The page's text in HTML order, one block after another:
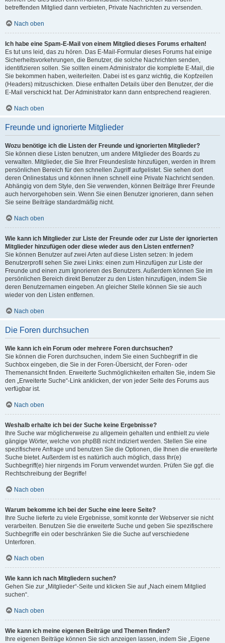
betreffenden Mitglied dann verbieten, Private Nachrichten zu versenden.
Nach oben
Ich habe eine Spam-E-Mail von einem Mitglied dieses Forums erhalten!
Es tut uns leid, das zu hören. Das E-Mail-Formular dieses Forums hat einige
Sicherheitsvorkehrungen, die Benutzer, die solche Nachrichten senden,
identifizieren sollen. Sie sollten einem Administrator die komplette E-Mail, die
Sie bekommen haben, weiterleiten. Dabei ist es ganz wichtig, die Kopfzeilen
(Headers) mitzuschicken. Diese enthalten Details über den Benutzer, der die
E-Mail verschickt hat. Der Administrator kann dann entsprechend reagieren.
Nach oben
Freunde und ignorierte Mitglieder
Wozu benötige ich die Listen der Freunde und ignorierten Mitglieder?
Sie können diese Listen benutzen, um andere Mitglieder des Boards zu
verwalten. Mitglieder, die Sie Ihrer Freundesliste hinzufügen, werden in Ihrem
persönlichen Bereich für den schnellen Zugriff aufgelistet. Sie sehen dort
deren Onlinestatus und können ihnen schnell eine Private Nachricht senden.
Abhängig von dem Style, den Sie verwenden, können Beiträge Ihrer Freunde
auch hervorgehoben sein. Wenn Sie einen Benutzer ignorieren, dann sehen
Sie seine Beiträge standardmäßig nicht.
Nach oben
Wie kann ich Mitglieder zur Liste der Freunde oder zur Liste der ignorierten
Mitglieder hinzufügen oder diese wieder aus den Listen entfernen?
Sie können Benutzer auf zwei Arten auf diese Listen setzen: In jedem
Benutzerprofil sehen Sie zwei Links: einen zum Hinzufügen zur Liste der
Freunde und einen zum Ignorieren des Benutzers. Außerdem können Sie im
persönlichen Bereich direkt Benutzer zu den Listen hinzufügen, indem Sie
deren Benutzernamen eingeben. An gleicher Stelle können Sie sie auch
wieder von den Listen entfernen.
Nach oben
Die Foren durchsuchen
Wie kann ich ein Forum oder mehrere Foren durchsuchen?
Sie können die Foren durchsuchen, indem Sie einen Suchbegriff in die
Suchbox eingeben, die Sie in der Foren-Übersicht, der Foren- oder
Themenansicht finden. Erweiterte Suchmöglichkeiten erhalten Sie, indem Sie
den „Erweiterte Suche“-Link anklicken, der von jeder Seite des Forums aus
verfügbar ist.
Nach oben
Weshalb erhalte ich bei der Suche keine Ergebnisse?
Ihre Suche war möglicherweise zu allgemein gehalten und enthielt zu viele
gängige Wörter, welche von phpBB nicht indiziert werden. Stellen Sie eine
spezifischere Anfrage und benutzen Sie die Optionen, die Ihnen die erweiterte
Suche bietet. Außerdem ist es natürlich auch möglich, dass Ihr(e)
Suchbegriff(e) hier nirgends im Forum verwendet wurden. Prüfen Sie ggf. die
Rechtschreibung der Begriffe!
Nach oben
Warum bekomme ich bei der Suche eine leere Seite?
Ihre Suche lieferte zu viele Ergebnisse, somit konnte der Webserver sie nicht
verarbeiten. Benutzen Sie die erweiterte Suche und geben Sie spezifischere
Suchbegriffe ein oder beschränken Sie die Suche auf verschiedene
Unterforen.
Nach oben
Wie kann ich nach Mitgliedern suchen?
Gehen Sie zur „Mitglieder“-Seite und klicken Sie auf „Nach einem Mitglied
suchen“.
Nach oben
Wie kann ich meine eigenen Beiträge und Themen finden?
Ihre eigenen Beiträge können Sie sich anzeigen lassen, indem Sie „Eigene